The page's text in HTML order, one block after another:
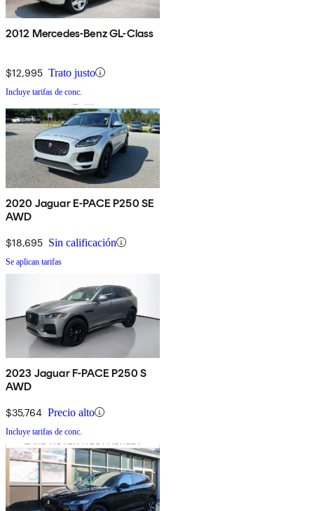
2012 Mercedes-Benz GL-Class
$12,995 Trato justo
Incluye tarifas de conc.
2020 Jaguar E-PACE P250 SE
AWD
$18,695 Sin calificación
Se aplican tarifas
2023 Jaguar F-PACE P250 S
AWD
$35,764 Precio alto
Incluye tarifas de conc.